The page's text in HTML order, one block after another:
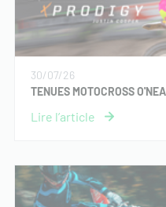
30/07/26
TENUES MOTOCROSS